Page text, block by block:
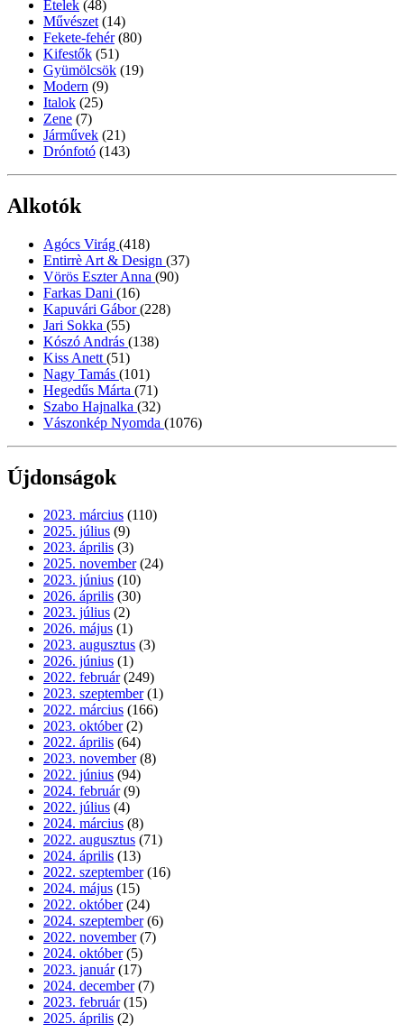
Ételek (48)
Művészet (14)
Fekete-fehér (80)
Kifestők (51)
Gyümölcsök (19)
Modern (9)
Italok (25)
Zene (7)
Járművek (21)
Drónfotó (143)
Alkotók
Agócs Virág (418)
Entirrè Art & Design (37)
Vörös Eszter Anna (90)
Farkas Dani (16)
Kapuvári Gábor(228)
Jari Sokka (55)
Kószó András (138)
Kiss Anett (51)
Nagy Tamás (101)
Hegedűs Márta (71)
Szabo Hajnalka (32)
Vászonkép Nyomda (1076)
Újdonságok
2023. március (110)
2025. július (9)
2023. április (3)
2025. november (24)
2023. június (10)
2026. április (30)
2023. július (2)
2026. május (1)
2023. augusztus (3)
2026. június (1)
2022. február (249)
2023. szeptember (1)
2022. március (166)
2023. október (2)
2022. április (64)
2023. november (8)
2022. június (94)
2024. február (9)
2022. július (4)
2024. március (8)
2022. augusztus (71)
2024. április (13)
2022. szeptember (16)
2024. május (15)
2022. október (24)
2024. szeptember (6)
2022. november (7)
2024. október (5)
2023. január (17)
2024. december (7)
2023. február (15)
2025. április (2)